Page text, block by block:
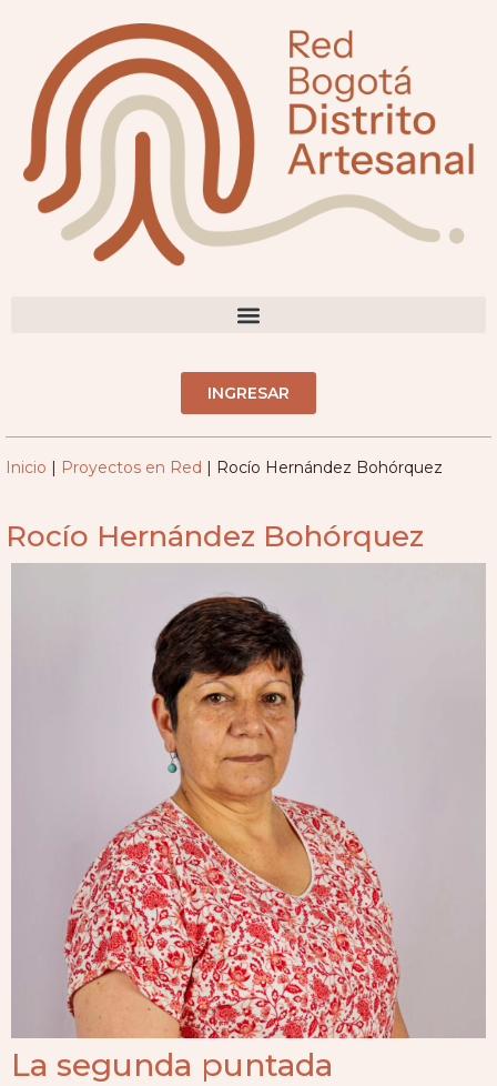
INGRESAR
Inicio | Proyectos en Red | Rocío Hernández Bohórquez
Rocío Hernández Bohórquez
La segunda puntada